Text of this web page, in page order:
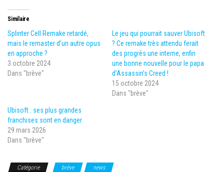
Similaire
Splinter Cell Remake retardé,
mais le remaster d’un autre opus
en approche ?
3 octobre 2024
Dans "brève"
Le jeu qui pourrait sauver Ubisoft
? Ce remake très attendu ferait
des progrès une interne, enfin
une bonne nouvelle pour le papa
d’Assassin’s Creed !
15 octobre 2024
Dans "brève"
Ubisoft : ses plus grandes
franchises sont en danger
29 mars 2026
Dans "brève"
Catégorie brève news